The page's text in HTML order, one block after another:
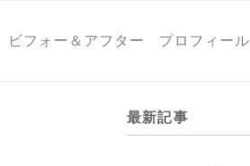
ビフォー＆アフター プロフィール
最新記事